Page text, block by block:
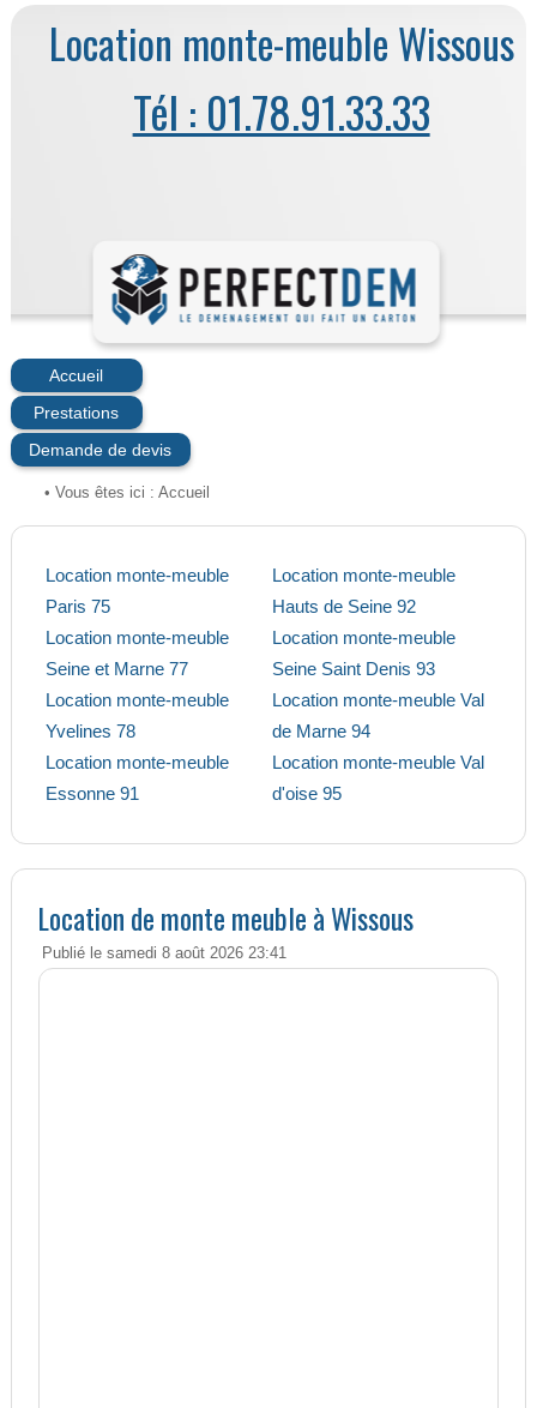
Location monte-meuble Wissous
Tél : 01.78.91.33.33
Accueil
Prestations
Demande de devis
• Vous êtes ici : Accueil
Location monte-meuble
Paris 75
Location monte-meuble
Seine et Marne 77
Location monte-meuble
Yvelines 78
Location monte-meuble
Essonne 91
Location monte-meuble
Hauts de Seine 92
Location monte-meuble
Seine Saint Denis 93
Location monte-meuble Val
de Marne 94
Location monte-meuble Val
d'oise 95
Location de monte meuble à Wissous
Publié le samedi 8 août 2026 23:41